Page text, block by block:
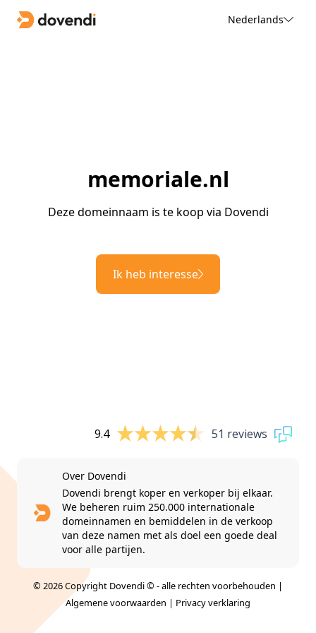
Nederlands
memoriale.nl
Deze domeinnaam is te koop via Dovendi
Ik heb interesse
9.4 51 reviews
Over Dovendi
Dovendi brengt koper en verkoper bij elkaar.
We beheren ruim 250.000 internationale
domeinnamen en bemiddelen in de verkoop
van deze namen met als doel een goede deal
voor alle partijen.
© 2026 Copyright Dovendi © - alle rechten voorbehouden |
Algemene voorwaarden | Privacy verklaring